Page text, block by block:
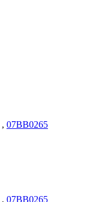
, 07BB0265
, 07BB0265